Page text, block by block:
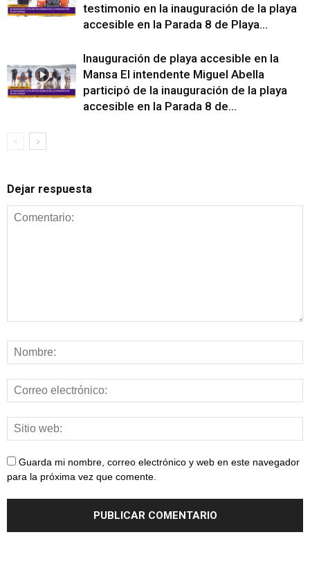
testimonio en la inauguración de la playa
accesible en la Parada 8 de Playa...
Inauguración de playa accesible en la
Mansa El intendente Miguel Abella
participó de la inauguración de la playa
accesible en la Parada 8 de...
Dejar respuesta
Guarda mi nombre, correo electrónico y web en este navegador
para la próxima vez que comente.